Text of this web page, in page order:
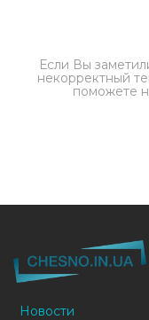
Если Вы
некорректный
поможете
Новости